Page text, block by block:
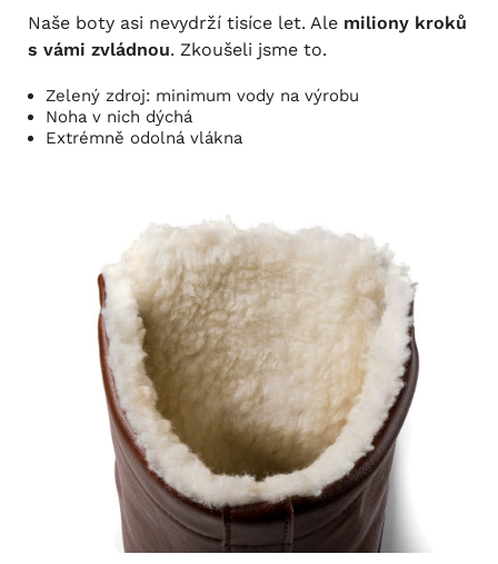
Naše boty asi nevydrží tisíce let. Ale miliony kroků
s vámi zvládnou. Zkoušeli jsme to.
Zelený zdroj: minimum vody na výrobu
Noha v nich dýchá
Extrémně odolná vlákna